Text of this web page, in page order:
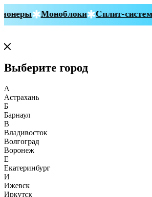
Моноблоки Сплит-системы
Выберите город
А
Астрахань
Б
Барнаул
В
Владивосток
Волгоград
Воронеж
Е
Екатеринбург
И
Ижевск
Иркутск